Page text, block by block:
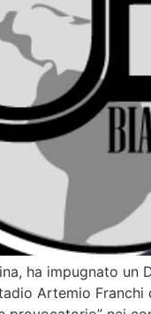
ha impugnato un
Artemio